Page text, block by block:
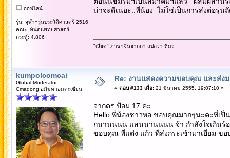
ออฟไลน์
รุ่น: จุฬาฯรุ่นประวัติศาสตร์ 2516
คณะ: ทันตแพทยศาสตร์
กระทู้: 4,806
น่าจะดีเนอะ..พี่น้อง ไม่ใช่เป็นการส่งต่อรุ่น
"เสียด" ภาษาจีนฮากกา แปลว่า หิมะ
kumpolcomcai
Global Moderator
Cmadong อภิมหาอมตะเซียน
Re: งานแสดงความขอบคุณ และส่ง
« ตอบ #133 เมื่อ:21 มีนาคม 2555, 19:07:10 »
จากดร.ป้อม 17 ค่ะ..
Hello พี่น้องชาวหอ ขอบคุณมากๆนะคะที่เป็
กนานนนน แสนนานนนน จ้า กำลังใจเกินร้
ขอบคุณ พี่แต๋ง แก้ว ที่ส่งกระเช้ามาเยี่ยม ข